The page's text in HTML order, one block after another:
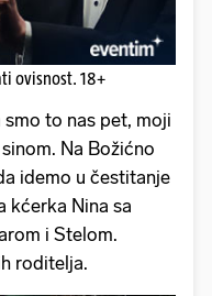
ovisnost. 18+
to nas pet, moji
Na Božićno
idemo u čestitanje
kćerka Nina sa
i Stelom.
roditelja.